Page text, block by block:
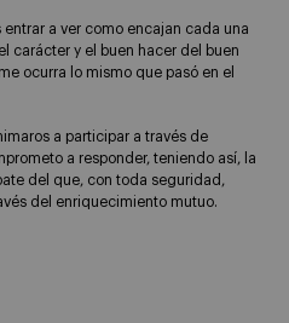
entrar a ver como encajan cada una
carácter y el buen hacer del buen
ocurra lo mismo que pasó en el
a participar a través de
a responder, teniendo así, la
del que, con toda seguridad,
del enriquecimiento mutuo.